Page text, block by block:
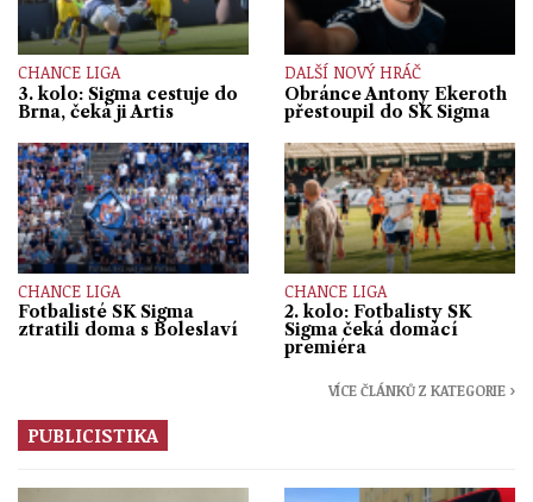
CHANCE LIGA
3. kolo: Sigma cestuje do
Brna, čeká ji Artis
DALŠÍ NOVÝ HRÁČ
Obránce Antony Ekeroth
přestoupil do SK Sigma
CHANCE LIGA
Fotbalisté SK Sigma
ztratili doma s Boleslaví
CHANCE LIGA
2. kolo: Fotbalisty SK
Sigma čeká domácí
premiéra
VÍCE ČLÁNKŮ Z KATEGORIE ›
PUBLICISTIKA